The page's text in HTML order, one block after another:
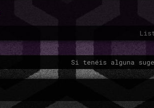
Si tenéis alguna